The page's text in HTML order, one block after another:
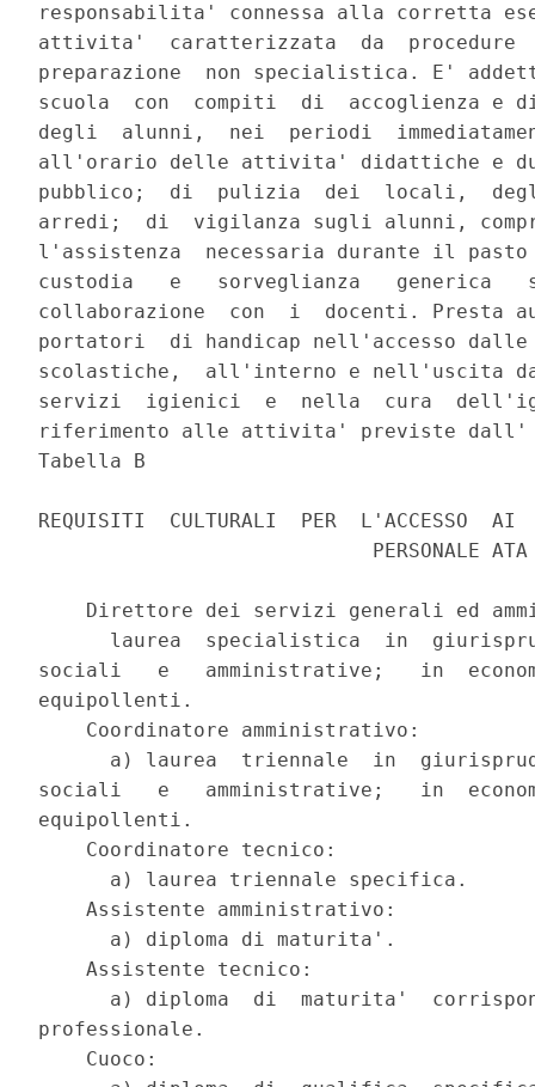
responsabilita' connessa alla corretta
attivita'  caratterizzata  da  procedure
preparazione  non specialistica. E'
scuola  con  compiti  di  accoglienza e
degli  alunni,  nei  periodi
all'orario delle attivita' didattiche e
pubblico;  di  pulizia  dei  locali,
arredi;  di  vigilanza sugli alunni,
l'assistenza  necessaria durante il
custodia   e   sorveglianza
collaborazione  con  i  docenti. Presta
portatori  di handicap nell'accesso
scolastiche,  all'interno e nell'uscita
servizi  igienici  e  nella  cura
riferimento alle attivita' previste
Tabella B
REQUISITI  CULTURALI  PER  L'ACCESSO  AI
                            PERSONALE ATA
Direttore dei servizi generali ed
laurea  specialistica  in
sociali   e   amministrative;   in
equipollenti.
    Coordinatore amministrativo:
a) laurea  triennale  in
sociali   e   amministrative;   in
equipollenti.
    Coordinatore tecnico:
      a) laurea triennale specifica.
    Assistente amministrativo:
      a) diploma di maturita'.
    Assistente tecnico:
a) diploma  di  maturita'
professionale.
    Cuoco: